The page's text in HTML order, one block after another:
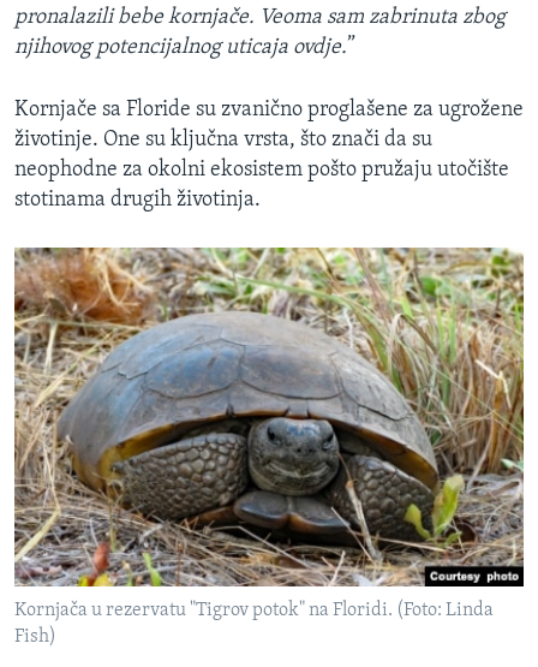
pronalazili bebe kornjače. Veoma sam zabrinuta zbog
njihovog potencijalnog uticaja ovdje.”
Kornjače sa Floride su zvanično proglašene za ugrožene
životinje. One su ključna vrsta, što znači da su
neophodne za okolni ekosistem pošto pružaju utočište
stotinama drugih životinja.
Kornjača u rezervatu "Tigrov potok" na Floridi. (Foto: Linda
Fish)